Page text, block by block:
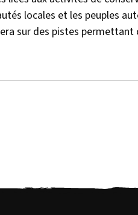
locales et les peuples
sur des pistes